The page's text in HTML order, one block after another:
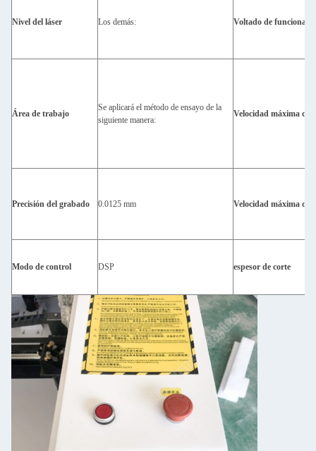
Nivel del láser Los demás: Voltado de
Área de trabajo
Se aplicará el método de ensayo de la
siguiente manera:
Velocidad máxima de
Precisión del grabado 0.0125 mm Velocidad máxima de
Modo de control DSP espesor de corte